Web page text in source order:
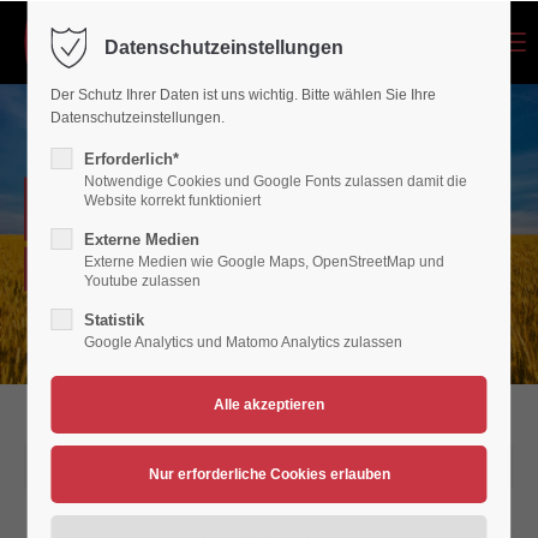
Login
Benutzername
Anmelden
Support
NEWSARCHIV
Verein für Bewegungsspiele 1936/45 Polch/Maifeld e.V.
04.09.2016 14:35
Datenschutzeinstellungen
Der Schutz Ihrer Daten ist uns wichtig. Bitte wählen Sie Ihre
Datenschutzeinstellungen.
Erforderlich*
Notwendige Cookies und Google Fonts zulassen damit die
Website korrekt funktioniert
Externe Medien
Externe Medien wie Google Maps, OpenStreetMap und
Youtube zulassen
Statistik
Google Analytics und Matomo Analytics zulassen